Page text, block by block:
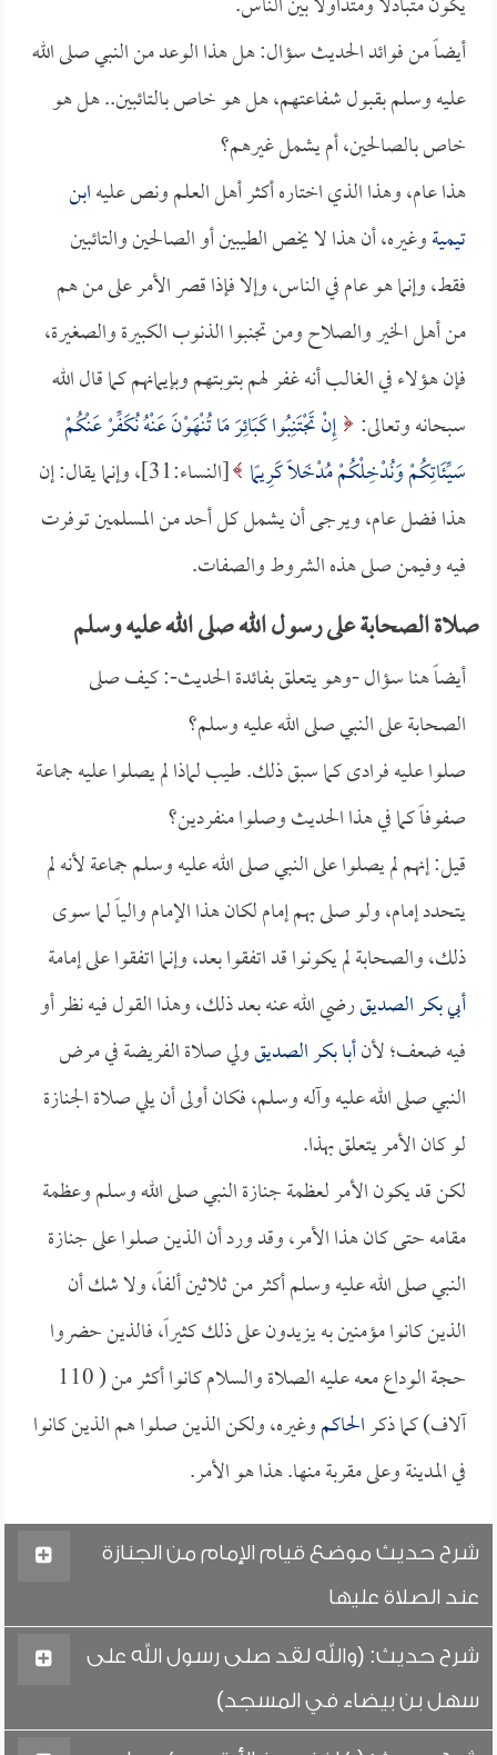
أيضاً من فوائد الحديث سؤال: هل هذا الوعد من النبي صلى الله
عليه وسلم بقبول شفاعتهم، هل هو خاص بالتائبين.. هل هو
خاص بالصالحين، أم يشمل غيرهم؟
هذا عام، وهذا الذي اختاره أكثر أهل العلم ونص عليهابن
تيميةوغيره، أن هذا لا يخص الطيبين أو الصالحين والتائبين
فقط، وإنما هو عام في الناس، وإلا فإذا قصر الأمر على من هم
من أهل الخير والصلاح ومن تجنبوا الذنوب الكبيرة والصغيرة،
فإن هؤلاء في الغالب أنه غفر لهم بتوبتهم وبإيمانهم كما قال الله
سبحانه وتعالى: إِنْ تَجْتَنِبُوا كَبَائِرَ مَا تُنْهَوْنَ عَنْهُ نُكَفِّرْ عَنْكُمْ
سَيِّئَاتِكُمْ وَنُدْخِلْكُمْ مُدْخَلًا كَرِيمًا
[النساء:31]، وإنما يقال: إن
هذا فضل عام، ويرجى أن يشمل كل أحد من المسلمين توفرت
فيه وفيمن صلى هذه الشروط والصفات.
صلاة الصحابة على رسول الله صلى الله عليه وسلم
أيضاً هنا سؤال -وهو يتعلق بفائدة الحديث-: كيف صلى
الصحابة على النبي صلى الله عليه وسلم؟
صلوا عليه فرادى كما سبق ذلك. طيب لماذا لم يصلوا عليه جماعة
صفوفاً كما في هذا الحديث وصلوا منفردين؟
قيل: إنهم لم يصلوا على النبي صلى الله عليه وسلم جماعة لأنه لم
يتحدد إمام، ولو صلى بهم إمام لكان هذا الإمام والياً لما سوى
ذلك، والصحابة لم يكونوا قد اتفقوا بعد، وإنما اتفقوا على إمامة
أبي بكر الصديقرضي الله عنه بعد ذلك، وهذا القول فيه نظر أو
فيه ضعف؛ لأنأبا بكر الصديقولي صلاة الفريضة في مرض
النبي صلى الله عليه وآله وسلم، فكان أولى أن يلي صلاة الجنازة
لو كان الأمر يتعلق بهذا.
لكن قد يكون الأمر لعظمة جنازة النبي صلى الله وسلم وعظمة
مقامه حتى كان هذا الأمر، وقد ورد أن الذين صلوا على جنازة
النبي صلى الله عليه وسلم أكثر من ثلاثين ألفاً، ولا شك أن
الذين كانوا مؤمنين به يزيدون على ذلك كثيراً، فالذين حضروا
حجة الوداع معه عليه الصلاة والسلام كانوا أكثر من ( 110
آلاف) كما ذكرالحاكموغيره، ولكن الذين صلوا هم الذين كانوا
في المدينة وعلى مقربة منها. هذا هو الأمر.
شرح حديث موضع قيام الإمام من الجنازة
عند الصلاة عليها
شرح حديث: (والله لقد صلى رسول الله على
سهل بن بيضاء في المسجد)